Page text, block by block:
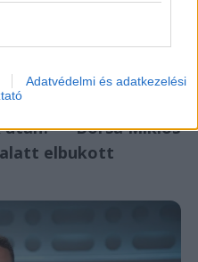
Adatvédelmi és adatkezelési
80 százaléka
száma
Károly szerint a
– Borsa Miklós
alatt elbukott